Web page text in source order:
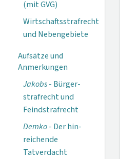
(mit GVG)
Wirtschaftsstrafrecht
und Nebengebiete
Aufsätze und
Anmerkungen
Jakobs- Bürger­
strafrecht und
Feindstrafrecht
Demko- Der hin­
reichende
Tatver­dacht